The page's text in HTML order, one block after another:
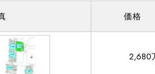
価格
2,680